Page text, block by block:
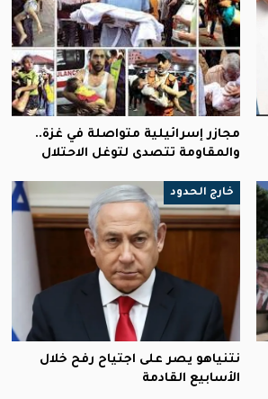
مجازر إسرائيلية متواصلة في غزة..
والمقاومة تتصدى لتوغل الاحتلال
خارج الحدود
نتنياهو يصر على اجتياح رفح خلال
الأسابيع القادمة